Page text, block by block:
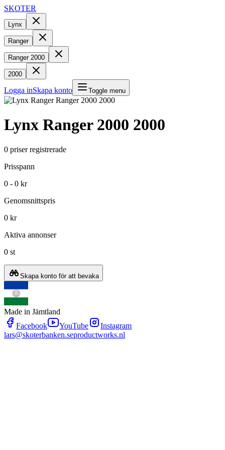
SKOTER
Lynx
Ranger
Ranger 2000
2000
Logga inSkapa konto Toggle menu
Lynx Ranger 2000 2000
0 priser registrerade
Prisspann
0 - 0 kr
Genomsnittspris
0 kr
Aktiva annonser
0 st
Skapa konto för att bevaka
Made in Jämtland
Facebook
YouTube
Instagram
lars@skoterbanken.seproductworks.nl